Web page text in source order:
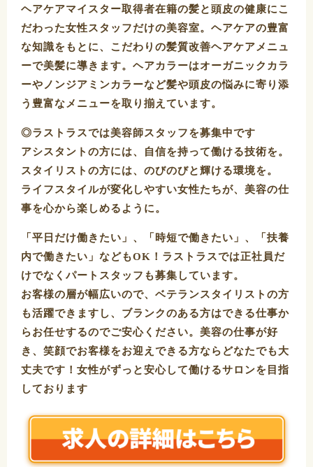
ヘアケアマイスター取得者在籍の髪と頭皮の健康にこ
だわった女性スタッフだけの美容室。ヘアケアの豊富
な知識をもとに、こだわりの髪質改善ヘアケアメニュ
ーで美髪に導きます。ヘアカラーはオーガニックカラ
ーやノンジアミンカラーなど髪や頭皮の悩みに寄り添
う豊富なメニューを取り揃えています。
◎ラストラスでは美容師スタッフを募集中です
アシスタントの方には、自信を持って働ける技術を。
スタイリストの方には、のびのびと輝ける環境を。
ライフスタイルが変化しやすい女性たちが、美容の仕
事を心から楽しめるように。
「平日だけ働きたい」、「時短で働きたい」、「扶養
内で働きたい」などもOK！ラストラスでは正社員だ
けでなくパートスタッフも募集しています。
お客様の層が幅広いので、ベテランスタイリストの方
も活躍できますし、ブランクのある方はできる仕事か
らお任せするのでご安心ください。美容の仕事が好
き、笑顔でお客様をお迎えできる方ならどなたでも大
丈夫です！女性がずっと安心して働けるサロンを目指
しております